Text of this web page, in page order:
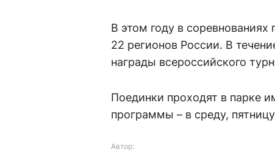
В этом году в
22 регионов России. В
награды всероссийского
Поединки проходят в парке
программы – в среду,
Автор: